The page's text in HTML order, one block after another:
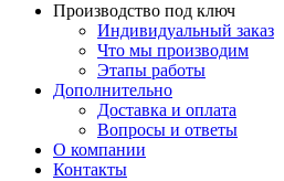
Производство под ключ
Индивидуальный заказ
Что мы производим
Этапы работы
Дополнительно
Доставка и оплата
Вопросы и ответы
О компании
Контакты